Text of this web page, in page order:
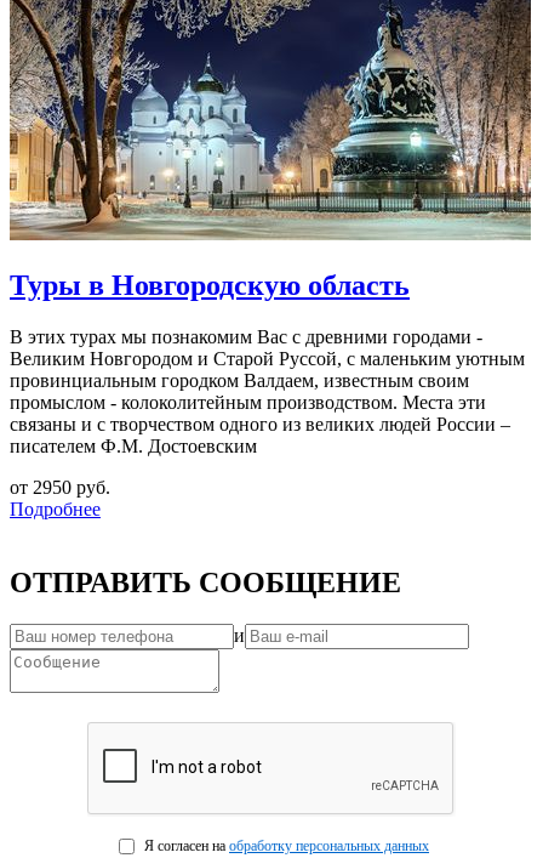
Туры в Новгородскую область
В этих турах мы познакомим Вас с древними городами -
Великим Новгородом и Старой Руссой, с маленьким уютным
провинциальным городком Валдаем, известным своим
промыслом - колоколитейным производством. Места эти
связаны и с творчеством одного из великих людей России –
писателем Ф.М. Достоевским
от 2950 руб.
Подробнее
ОТПРАВИТЬ СООБЩЕНИЕ
и
Я согласен на обработку персональных данных